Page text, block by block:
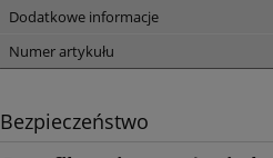
Dodatkowe informacje
Numer artykułu
Bezpieczeństwo